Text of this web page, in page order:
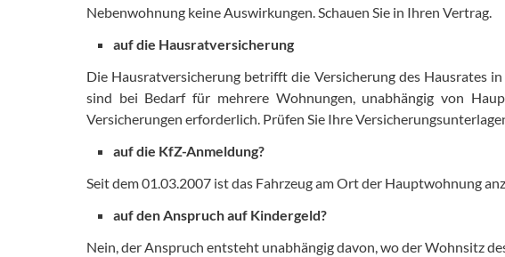
Nebenwohnung keine Auswirkungen. Schauen Sie in Ihren Vertrag.
auf die Hausratversicherung
Die Hausratversicherung betrifft die Versicherung des Hausrates
sind bei Bedarf für mehrere Wohnungen, unabhängig von
Versicherungen erforderlich. Prüfen Sie Ihre
auf die KfZ-Anmeldung?
Seit dem 01.03.2007 ist das Fahrzeug am Ort der Hauptwohnung
auf den Anspruch auf Kindergeld?
Nein, der Anspruch entsteht unabhängig davon, wo der Wohnsitz